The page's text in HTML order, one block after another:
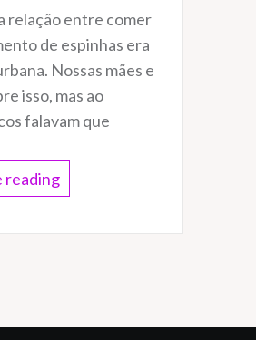
relação entre comer
de espinhas era
Nossas mães e
isso, mas ao
falavam que
reading